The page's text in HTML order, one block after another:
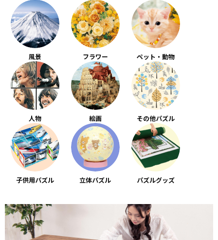
風景 フラワー ペット・動物
人物 絵画 その他パズル
子供用パズル 立体パズル パズルグッズ